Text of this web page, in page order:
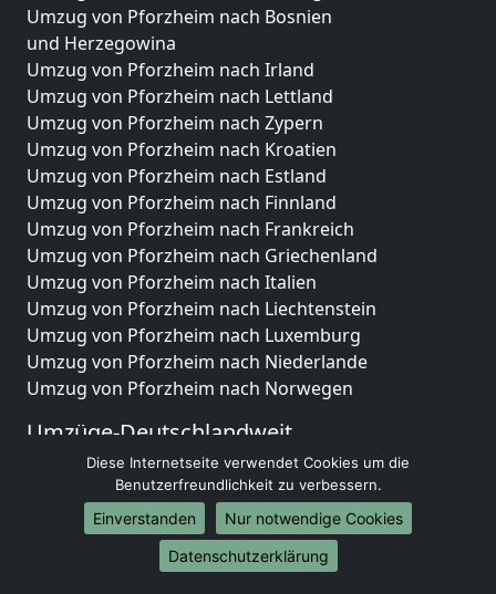
Umzug von Pforzheim nach Bosnien
und Herzegowina
Umzug von Pforzheim nach Irland
Umzug von Pforzheim nach Lettland
Umzug von Pforzheim nach Zypern
Umzug von Pforzheim nach Kroatien
Umzug von Pforzheim nach Estland
Umzug von Pforzheim nach Finnland
Umzug von Pforzheim nach Frankreich
Umzug von Pforzheim nach Griechenland
Umzug von Pforzheim nach Italien
Umzug von Pforzheim nach Liechtenstein
Umzug von Pforzheim nach Luxemburg
Umzug von Pforzheim nach Niederlande
Umzug von Pforzheim nach Norwegen
Umzüge-Deutschlandweit
Umzug von Pforzheim nach Berlin
Umzug von Pforzheim nach Hamburg
Umzug von Pforzheim nach München
Umzug von Pforzheim nach Köln
Umzug von Pforzheim nach Frankfurt am Main
Diese Internetseite verwendet Cookies um die
Benutzerfreundlichkeit zu verbessern.
Einverstanden
Nur notwendige Cookies
Datenschutzerklärung